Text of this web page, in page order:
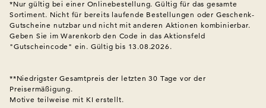
*Nur gültig bei einer Onlinebestellung. Gültig für das gesamte
Sortiment. Nicht für bereits laufende Bestellungen oder Geschenk-
Gutscheine nutzbar und nicht mit anderen Aktionen kombinierbar.
Geben Sie im Warenkorb den Code in das Aktionsfeld
"Gutscheincode" ein. Gültig bis 13.08.2026.
**Niedrigster Gesamtpreis der letzten 30 Tage vor der
Preisermäßigung.
Motive teilweise mit KI erstellt.